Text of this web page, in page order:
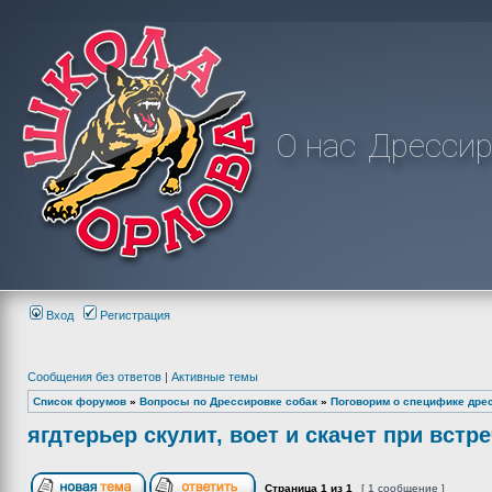
О нас
Вход Регистрация
Сообщения без ответов | Активные темы
Список форумов » Вопросы по Дрессировке собак » Поговорим о специфике
ягдтерьер скулит, воет и скачет при
Страница 1 из 1 [ 1 сообщение ]